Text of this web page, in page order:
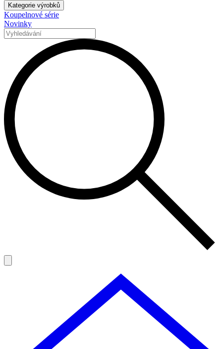
Kategorie výrobků
Koupelnové série
Novinky